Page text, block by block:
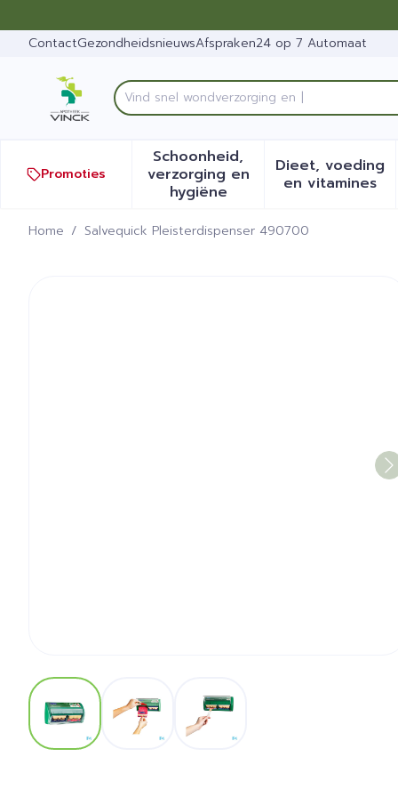
ContactGezondheidsnieuwsAfspraken24 op 7 Automaat
Product, merk, categorie...
Promoties
Schoonheid,
verzorging en
hygiëneToon submenu voor
Dieet, voeding
en vitamines
Toon
Home / Salvequick Pleisterdispenser 490700
View larger image
Salvequick